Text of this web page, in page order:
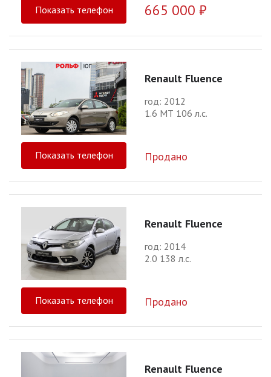
Показать телефон 665 000 ₽
Renault Fluence
год: 2012
1.6 МТ 106 л.с.
Показать телефон Продано
Renault Fluence
год: 2014
2.0 138 л.с.
Показать телефон Продано
Renault Fluence